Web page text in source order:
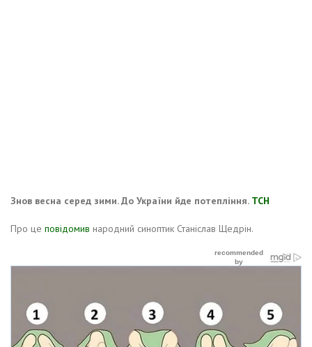
Знов весна серед зими. До України йде потепління. ТСН
Про це повідомив народний синоптик Станіслав Щедрін.